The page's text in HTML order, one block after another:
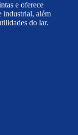
e oferece
industrial, além
do lar.